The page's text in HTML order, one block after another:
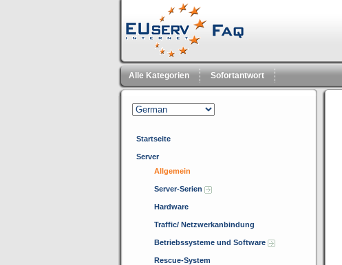
Alle Kategorien Sofortantwort
Startseite
Server
Allgemein
Server-Serien
Hardware
Traffic/ Netzwerkanbindung
Betriebssysteme und Software
Rescue-System